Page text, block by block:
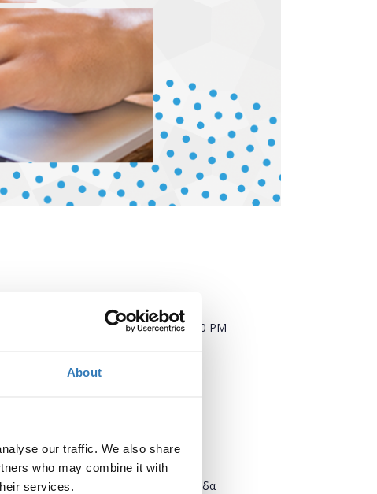
About
our traffic. We also share
who may combine it with
services.
Monday, February 12, 2018 12:00 PM
Add to your calendar
Ευρυσθέως 2
118 54 Αθήνα
Κεντρικός Τομέας Αθηνών, Ελλάδα